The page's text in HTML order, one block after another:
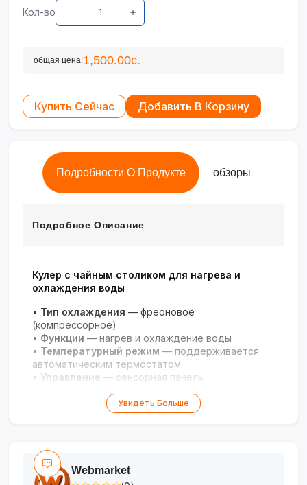
Кол-во
общая цена:1,500.00с.
Купить Сейчас Добавить В Корзину
Подробности О Продукте обзоры
Подробное Описание
Кулер с чайным столиком для нагрева и
охлаждения воды
• Тип охлаждения — фреоновое
(компрессорное)
• Функции — нагрев и охлаждение воды
• Температурный режим — поддерживается
автоматическим термостатом
• Управление — сенсорная панель
Комплектация
— два чайника, чайный столик
Безопасность— защита от перегрева и
•Дизайн
интерьера
Увидеть Больше
Webmarket